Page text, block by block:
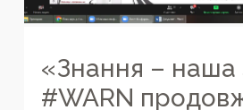
«Знання – наша
#WARN